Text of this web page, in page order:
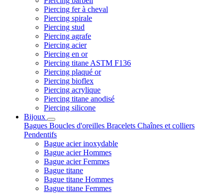
Piercing fer à cheval
Piercing spirale
Piercing stud
Piercing agrafe
Piercing acier
Piercing en or
Piercing titane ASTM F136
Piercing plaqué or
Piercing bioflex
Piercing acrylique
Piercing titane anodisé
Piercing silicone
Bijoux
Bagues Boucles d'oreilles Bracelets Chaînes et colliers
Pendentifs
Bague acier inoxydable
Bague acier Hommes
Bague acier Femmes
Bague titane
Bague titane Hommes
Bague titane Femmes